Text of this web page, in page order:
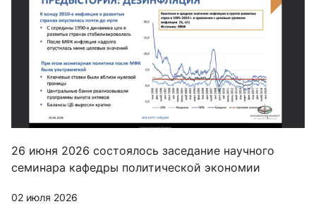
26 июня 2026 состоялось заседание научного
семинара кафедры политической экономии
02 июля 2026